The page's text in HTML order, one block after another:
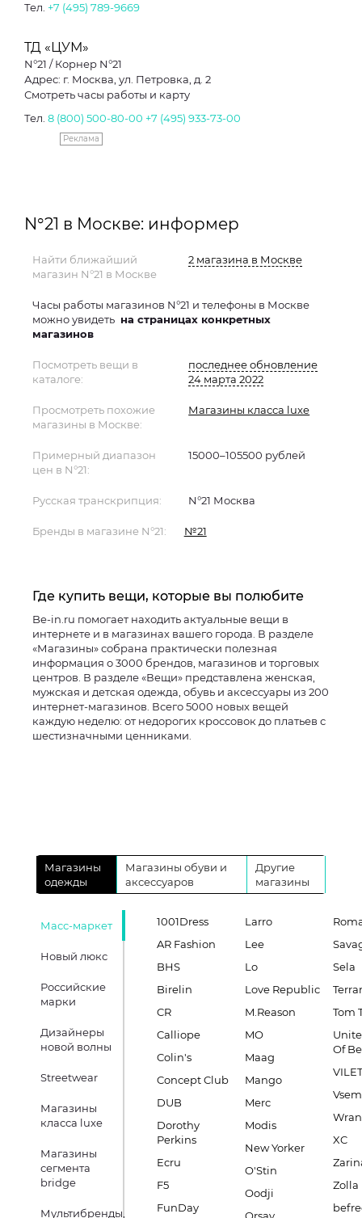
Тел. +7 (495) 789-9669
ТД «ЦУМ»
N°21 / Корнер N°21
Адрес: г. Москва, ул. Петровка, д. 2
Смотреть часы работы и карту
Тел. 8 (800) 500-80-00 +7 (495) 933-73-00
Реклама
N°21 в Москве: информер
Найти ближайший
магазин N°21 в Москве
2 магазина в Москве
Часы работы магазинов N°21 и телефоны в Москве
можно увидеть на страницах конкретных
магазинов
Посмотреть вещи в
каталоге:
последнее обновление
24 марта 2022
Просмотреть похожие
магазины в Москве:
Магазины класса luxe
Примерный диапазон
цен в N°21:
15000–105500 рублей
Русская транскрипция: N°21 Москва
Бренды в магазине N°21: №21
Где купить вещи, которые вы полюбите
Be-in.ru помогает находить актуальные вещи в
интернете и в магазинах вашего города. В разделе
«Магазины» собрана практически полезная
информация о 3000 брендов, магазинов и торговых
центров. В разделе «Вещи» представлена женская,
мужская и детская одежда, обувь и аксессуары из 200
интернет-магазинов. Всего 5000 новых вещей
каждую неделю: от недорогих кроссовок до платьев с
шестизначными ценниками.
Магазины
одежды
Магазины обуви и
аксессуаров
Другие
магазины
Масс-маркет
Новый люкс
Российские
марки
Дизайнеры
новой волны
Streetwear
Магазины
класса luxe
Магазины
сегмента
bridge
Мультибренды,
1001Dress
AR Fashion
BHS
Birelin
CR
Calliope
Colin's
Concept Club
DUB
Dorothy
Perkins
Ecru
F5
FunDay
Larro
Lee
Lo
Love Republic
M.Reason
MO
Maag
Mango
Merc
Modis
New Yorker
O'Stin
Oodji
Sela
Tom
Of
VILET
XC
Zolla